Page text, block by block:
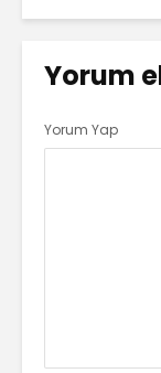
Yorum
Yorum Yap